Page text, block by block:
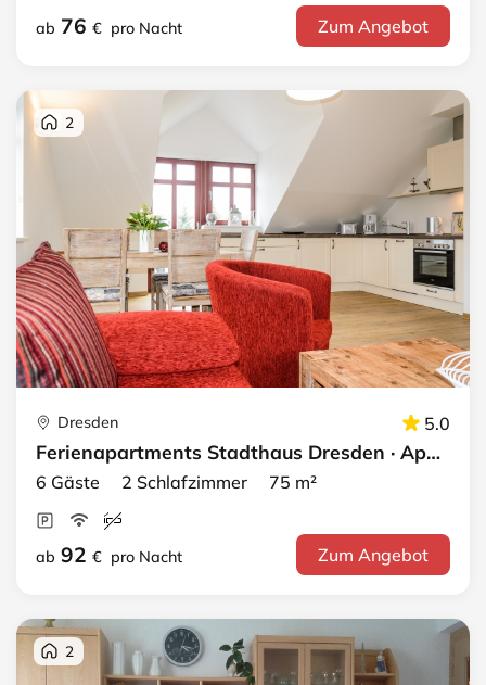
ab 76 € pro Nacht Zum Angebot
2
Dresden 5.0
Ferienapartments Stadthaus Dresden · Apartment 3-DG
6 Gäste 2 Schlafzimmer 75 m²
ab 92 € pro Nacht Zum Angebot
2